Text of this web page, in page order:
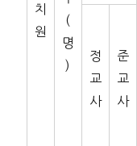
치
원
(
명
)
정
교
사
준
교
사